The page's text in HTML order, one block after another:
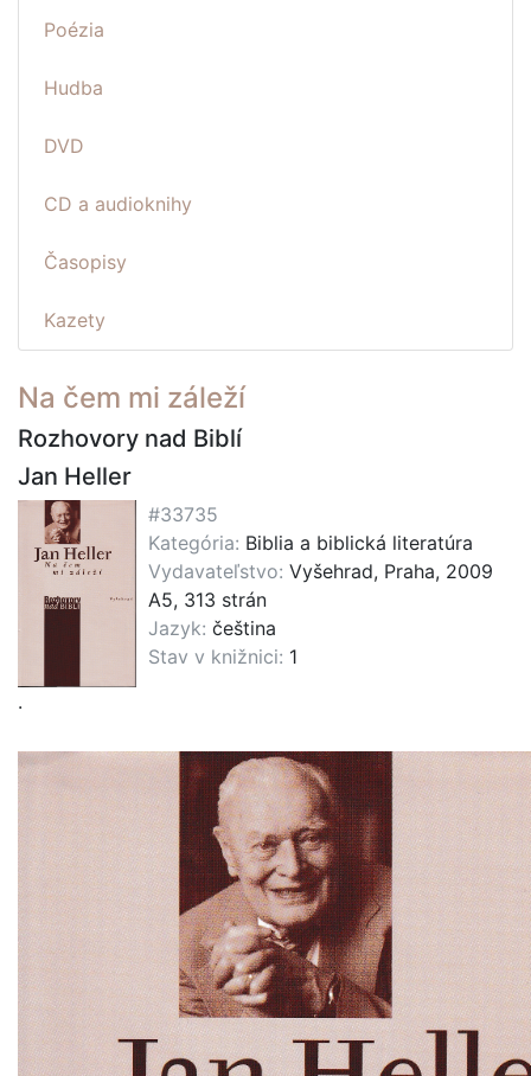
Poézia
Hudba
DVD
CD a audioknihy
Časopisy
Kazety
Na čem mi záleží
Rozhovory nad Biblí
Jan Heller
.
#33735
Kategória: Biblia a biblická literatúra
Vydavateľstvo: Vyšehrad, Praha, 2009
A5, 313 strán
Jazyk: čeština
Stav v knižnici: 1